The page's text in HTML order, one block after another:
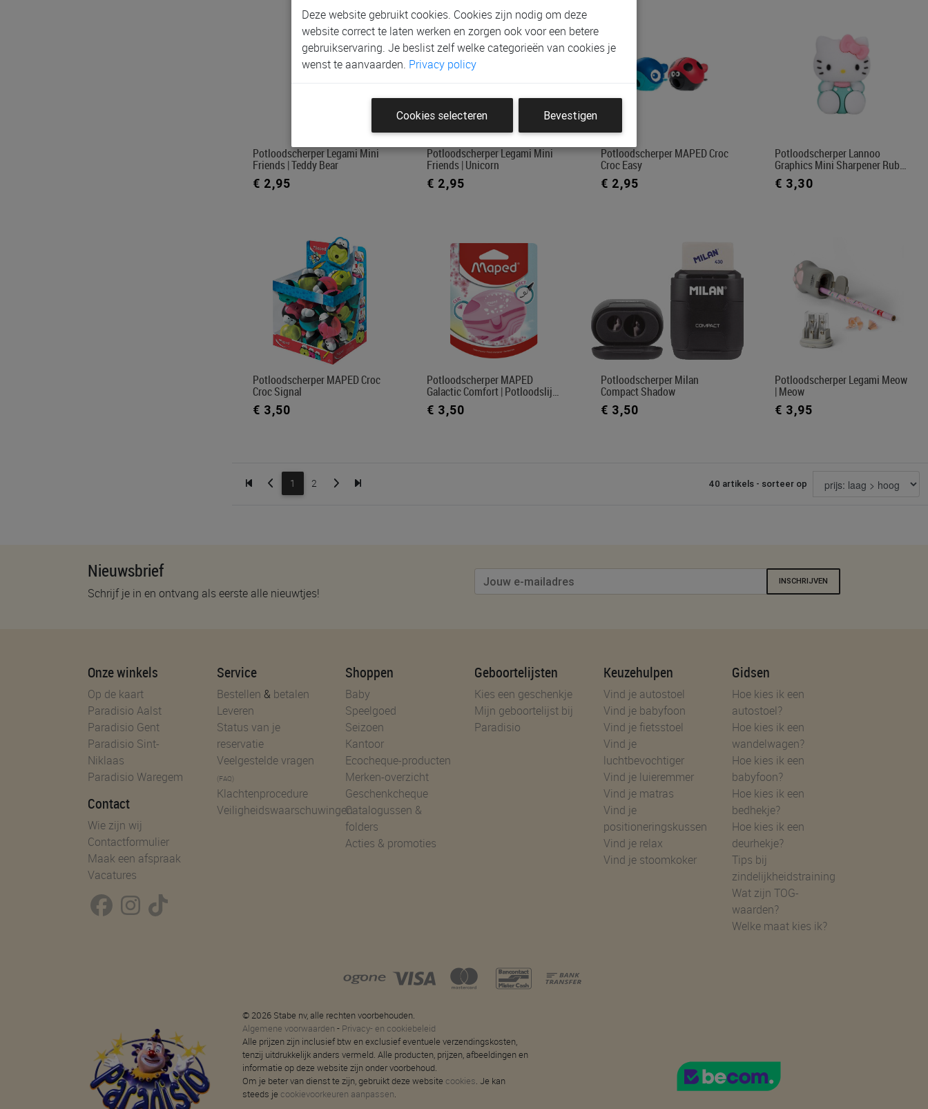
Potloodscherper Legami Mini
Friends | Teddy Bear
€ 2,95
Potloodscherper Legami Mini
Friends | Unicorn
€ 2,95
Potloodscherper MAPED Croc
Croc Easy
€ 2,95
Potloodscherper Lannoo
Graphics Mini Sharpener Rub…
€ 3,30
Potloodscherper MAPED Croc
Croc Signal
€ 3,50
Potloodscherper MAPED
Galactic Comfort | Potloodslij…
€ 3,50
Potloodscherper Milan
Compact Shadow
€ 3,50
Potloodscherper Legami Meow
| Meow
€ 3,95
1 2 40 artikels - sorteer op
Nieuwsbrief
Schrijf je in en ontvang als eerste alle nieuwtjes!
INSCHRIJVEN
Onze winkels
Op de kaart
Paradisio Aalst
Paradisio Gent
Paradisio Sint-
Niklaas
Paradisio Waregem
Contact
Wie zijn wij
Contactformulier
Maak een afspraak
Vacatures
Service
Bestellen & betalen
Leveren
Status van je
reservatie
Veelgestelde vragen
(FAQ)
Klachtenprocedure
Veiligheidswaarschuwingen
Shoppen
Baby
Speelgoed
Seizoen
Kantoor
Ecocheque-producten
Merken-overzicht
Geschenkcheque
Catalogussen &
folders
Acties & promoties
Geboortelijsten
Kies een geschenkje
Mijn geboortelijst bij
Paradisio
Keuzehulpen
Vind je autostoel
Vind je babyfoon
Vind je fietsstoel
Vind je
luchtbevochtiger
Vind je luieremmer
Vind je matras
Vind je
positioneringskussen
Vind je relax
Vind je stoomkoker
Gidsen
Hoe kies ik een
autostoel?
Hoe kies ik een
wandelwagen?
Hoe kies ik een
babyfoon?
Hoe kies ik een
bedhekje?
Hoe kies ik een
deurhekje?
Tips bij
zindelijkheidstraining
Wat zijn TOG-
waarden?
Welke maat kies ik?
© 2026 Stabe nv, alle rechten voorbehouden.
Algemene voorwaarden - Privacy- en cookiebeleid
Alle prijzen zijn inclusief btw en exclusief eventuele verzendingskosten,
tenzij uitdrukkelijk anders vermeld. Alle producten, prijzen, afbeeldingen en
informatie op deze website zijn onder voorbehoud.
Om je beter van dienst te zijn, gebruikt deze website cookies. Je kan
steeds je cookievoorkeuren aanpassen.
Deze website gebruikt cookies. Cookies zijn nodig om deze
website correct te laten werken en zorgen ook voor een betere
gebruikservaring. Je beslist zelf welke categorieën van cookies je
wenst te aanvaarden. Privacy policy
Cookies selecteren Bevestigen